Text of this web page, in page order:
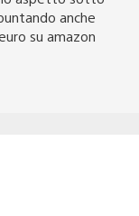
anche
su amazon